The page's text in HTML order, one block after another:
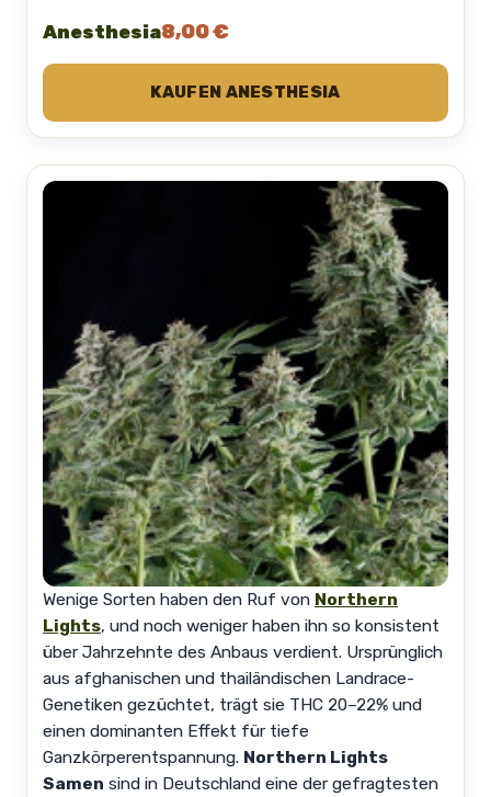
Anesthesia8,00 €
KAUFEN ANESTHESIA
Wenige Sorten haben den Ruf von Northern
Lights, und noch weniger haben ihn so konsistent
über Jahrzehnte des Anbaus verdient. Ursprünglich
aus afghanischen und thailändischen Landrace-
Genetiken gezüchtet, trägt sie THC 20–22% und
einen dominanten Effekt für tiefe
Ganzkörperentspannung. Northern Lights
Samen sind in Deutschland eine der gefragtesten